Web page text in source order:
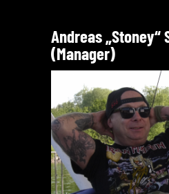
Andreas „Stoney“
(Manager)